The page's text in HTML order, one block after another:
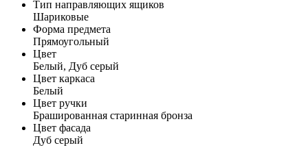
Тип направляющих ящиков
Шариковые
Форма предмета
Прямоугольный
Цвет
Белый, Дуб серый
Цвет каркаса
Белый
Цвет ручки
Брашированная старинная бронза
Цвет фасада
Дуб серый